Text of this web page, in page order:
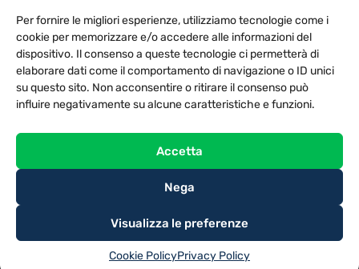
Per fornire le migliori esperienze, utilizziamo tecnologie come i
cookie per memorizzare e/o accedere alle informazioni del
dispositivo. Il consenso a queste tecnologie ci permetterà di
elaborare dati come il comportamento di navigazione o ID unici
su questo sito. Non acconsentire o ritirare il consenso può
influire negativamente su alcune caratteristiche e funzioni.
Accetta
Nega
Visualizza le preferenze
Cookie PolicyPrivacy Policy
NOTE LEGALI
CONTATTACI PREFERENZE
TV LIBERA S.P.A.
Via Monteleonese 95/21 – 51100 Pistoia (PT)
Tel. 0573.9136 / Fax 0573.913615